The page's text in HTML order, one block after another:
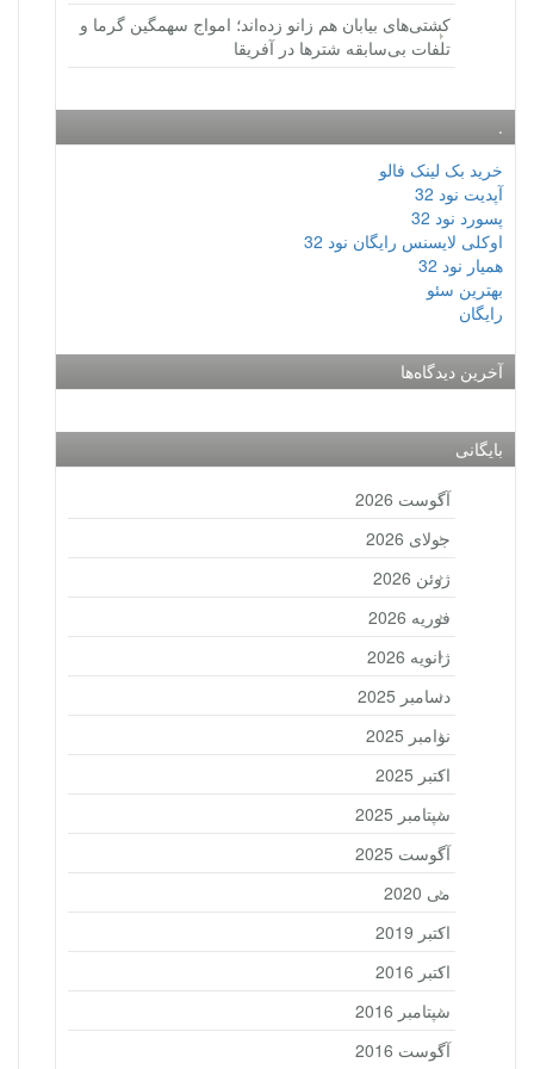
کشتی‌های بیابان هم زانو زده‌اند؛ امواج سهمگین گرما و
تلفات بی‌سابقه شترها در آفریقا
.
خرید بک لینک فالو
آپدیت نود 32
پسورد نود 32
اوکلی لایسنس رایگان نود 32
همیار نود 32
بهترین سئو
رایگان
آخرین دیدگاه‌ها
بایگانی
آگوست 2026
جولای 2026
ژوئن 2026
فوریه 2026
ژانویه 2026
دسامبر 2025
نوامبر 2025
اکتبر 2025
سپتامبر 2025
آگوست 2025
می 2020
اکتبر 2019
اکتبر 2016
سپتامبر 2016
آگوست 2016